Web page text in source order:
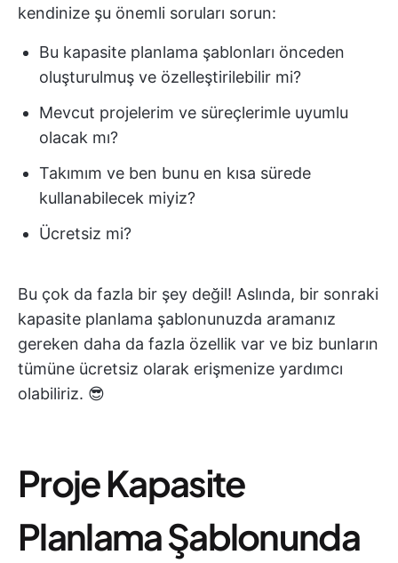
kendinize şu önemli soruları sorun:
Bu kapasite planlama şablonları önceden
oluşturulmuş ve özelleştirilebilir mi?
Mevcut projelerim ve süreçlerimle uyumlu
olacak mı?
Takımım ve ben bunu en kısa sürede
kullanabilecek miyiz?
Ücretsiz mi?
Bu çok da fazla bir şey değil! Aslında, bir sonraki
kapasite planlama şablonunuzda aramanız
gereken daha da fazla özellik var ve biz bunların
tümüne ücretsiz olarak erişmenize yardımcı
olabiliriz. 😎
Proje Kapasite
Planlama Şablonunda